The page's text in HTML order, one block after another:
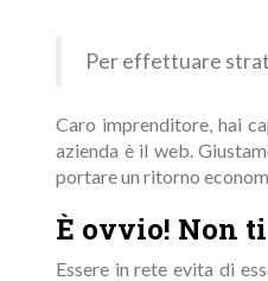
Per effettuare
Caro imprenditore, hai
azienda è il web.
portare un ritorno
È ovvio! Non
Essere in rete evita di